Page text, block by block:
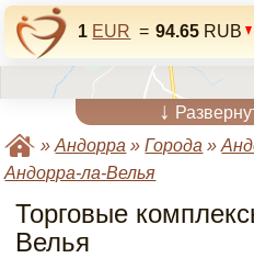
1 EUR = 94.65 RUB
↓
»Андорра »Города »
Андорра-ла-Велья
Торговые
Велья